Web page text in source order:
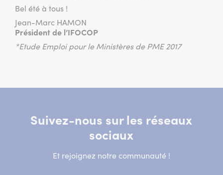
Bel été à tous !
Jean-Marc HAMON
Président de l’IFOCOP
*Etude Emploi pour le Ministères de PME 2017
Suivez-nous sur les réseaux
sociaux
Et rejoignez notre communauté !